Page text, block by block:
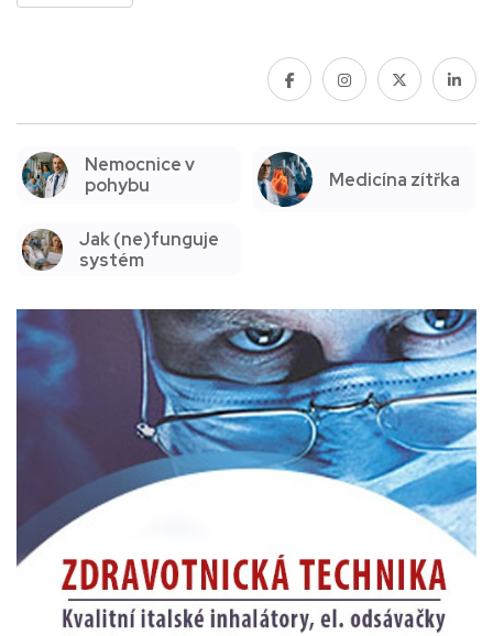
Nemocnice v
pohybu
Medicína zítřka
Jak (ne)funguje
systém